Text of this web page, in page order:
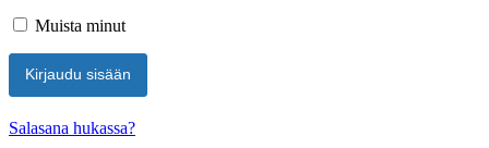
Muista minut
Salasana hukassa?